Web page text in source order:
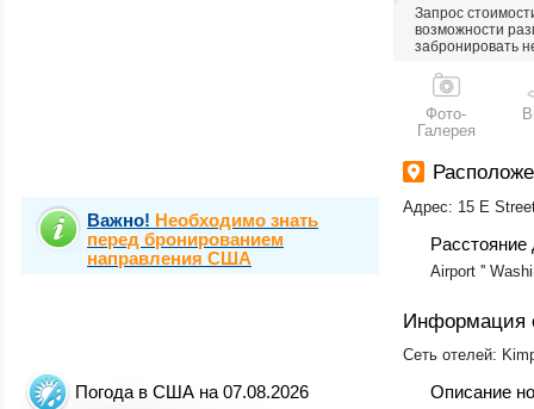
Важно! Необходимо знать
перед бронированием
направления США
Погода в США на 07.08.2026
Запрос
возможности
забронировать
Фото-
Галерея
Адрес: 15 E
Расстояние
Airport ''
Информация
Сеть отелей:
Описание